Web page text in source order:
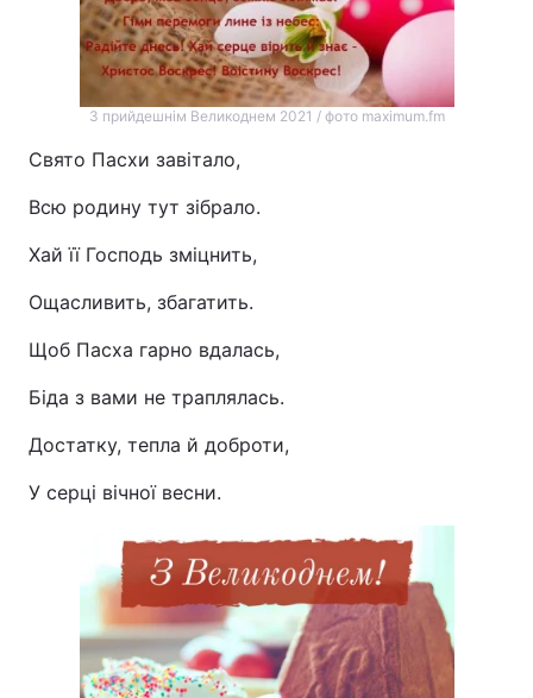
З прийдешнім Великоднем 2021 / фото maximum.fm
Свято Пасхи завітало,
Всю родину тут зібрало.
Хай її Господь зміцнить,
Ощасливить, збагатить.
Щоб Пасха гарно вдалась,
Біда з вами не траплялась.
Достатку, тепла й доброти,
У серці вічної весни.